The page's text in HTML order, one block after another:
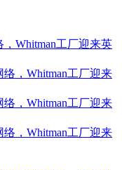
Whitman工厂迎来英